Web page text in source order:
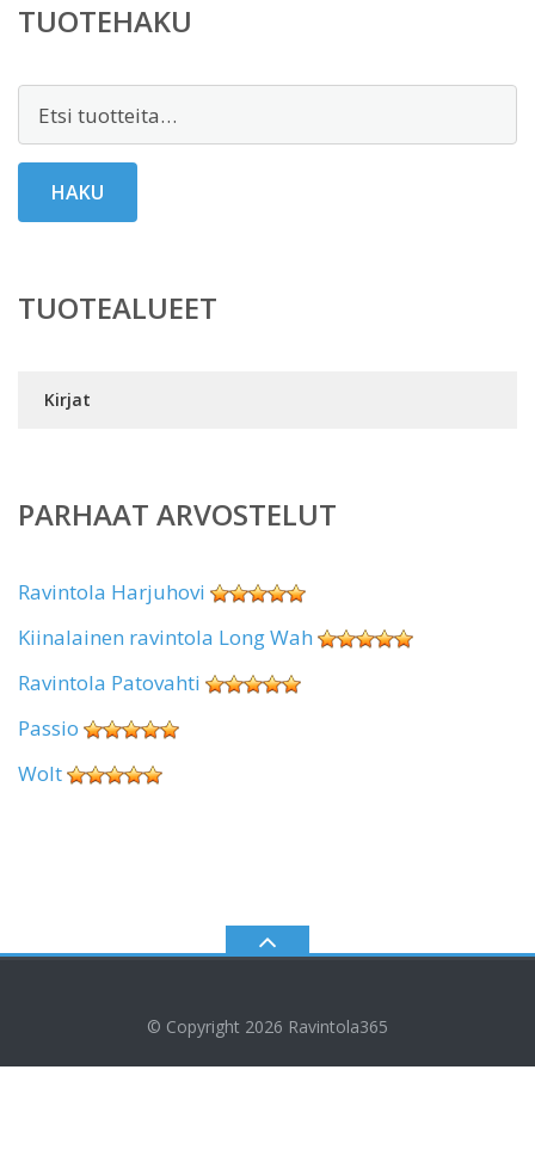
TUOTEHAKU
HAKU
TUOTEALUEET
Kirjat
PARHAAT ARVOSTELUT
Ravintola Harjuhovi
Kiinalainen ravintola Long Wah
Ravintola Patovahti
Passio
Wolt
© Copyright 2026 Ravintola365